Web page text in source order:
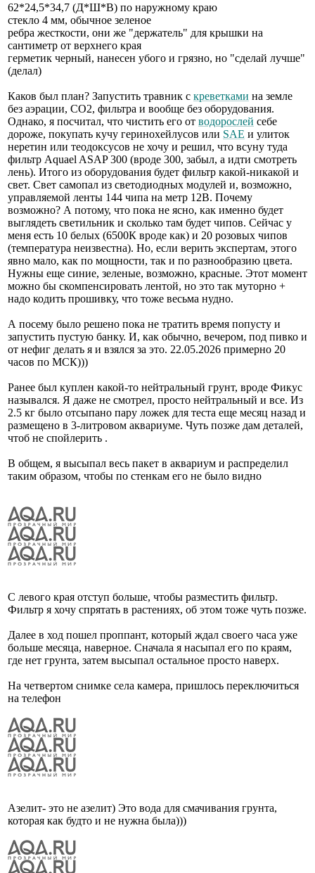
62*24,5*34,7 (Д*Ш*В) по наружному краю
стекло 4 мм, обычное зеленое
ребра жесткости, они же "держатель" для крышки на
сантиметр от верхнего края
герметик черный, нанесен убого и грязно, но "сделай лучше"
(делал)
Каков был план? Запустить травник с креветками на земле
без аэрации, СО2, фильтра и вообще без оборудования.
Однако, я посчитал, что чистить его от водорослей себе
дороже, покупать кучу геринохейлусов или SAE и улиток
неретин или теодоксусов не хочу и решил, что всуну туда
фильтр Aquael ASAP 300 (вроде 300, забыл, а идти смотреть
лень). Итого из оборудования будет фильтр какой-никакой и
свет. Свет самопал из светодиодных модулей и, возможно,
управляемой ленты 144 чипа на метр 12В. Почему
возможно? А потому, что пока не ясно, как именно будет
выглядеть светильник и сколько там будет чипов. Сейчас у
меня есть 10 белых (6500К вроде как) и 20 розовых чипов
(температура неизвестна). Но, если верить экспертам, этого
явно мало, как по мощности, так и по разнообразию цвета.
Нужны еще синие, зеленые, возможно, красные. Этот момент
можно бы скомпенсировать лентой, но это так муторно +
надо кодить прошивку, что тоже весьма нудно.
А посему было решено пока не тратить время попусту и
запустить пустую банку. И, как обычно, вечером, под пивко и
от нефиг делать я и взялся за это. 22.05.2026 примерно 20
часов по МСК)))
Ранее был куплен какой-то нейтральный грунт, вроде Фикус
назывался. Я даже не смотрел, просто нейтральный и все. Из
2.5 кг было отсыпано пару ложек для теста еще месяц назад и
размещено в 3-литровом аквариуме. Чуть позже дам деталей,
чтоб не спойлерить .
В общем, я высыпал весь пакет в аквариум и распределил
таким образом, чтобы по стенкам его не было видно
С левого края отступ больше, чтобы разместить фильтр.
Фильтр я хочу спрятать в растениях, об этом тоже чуть позже.
Далее в ход пошел проппант, который ждал своего часа уже
больше месяца, наверное. Сначала я насыпал его по краям,
где нет грунта, затем высыпал остальное просто наверх.
На четвертом снимке села камера, пришлось переключиться
на телефон
Азелит- это не азелит) Это вода для смачивания грунта,
которая как будто и не нужна была)))